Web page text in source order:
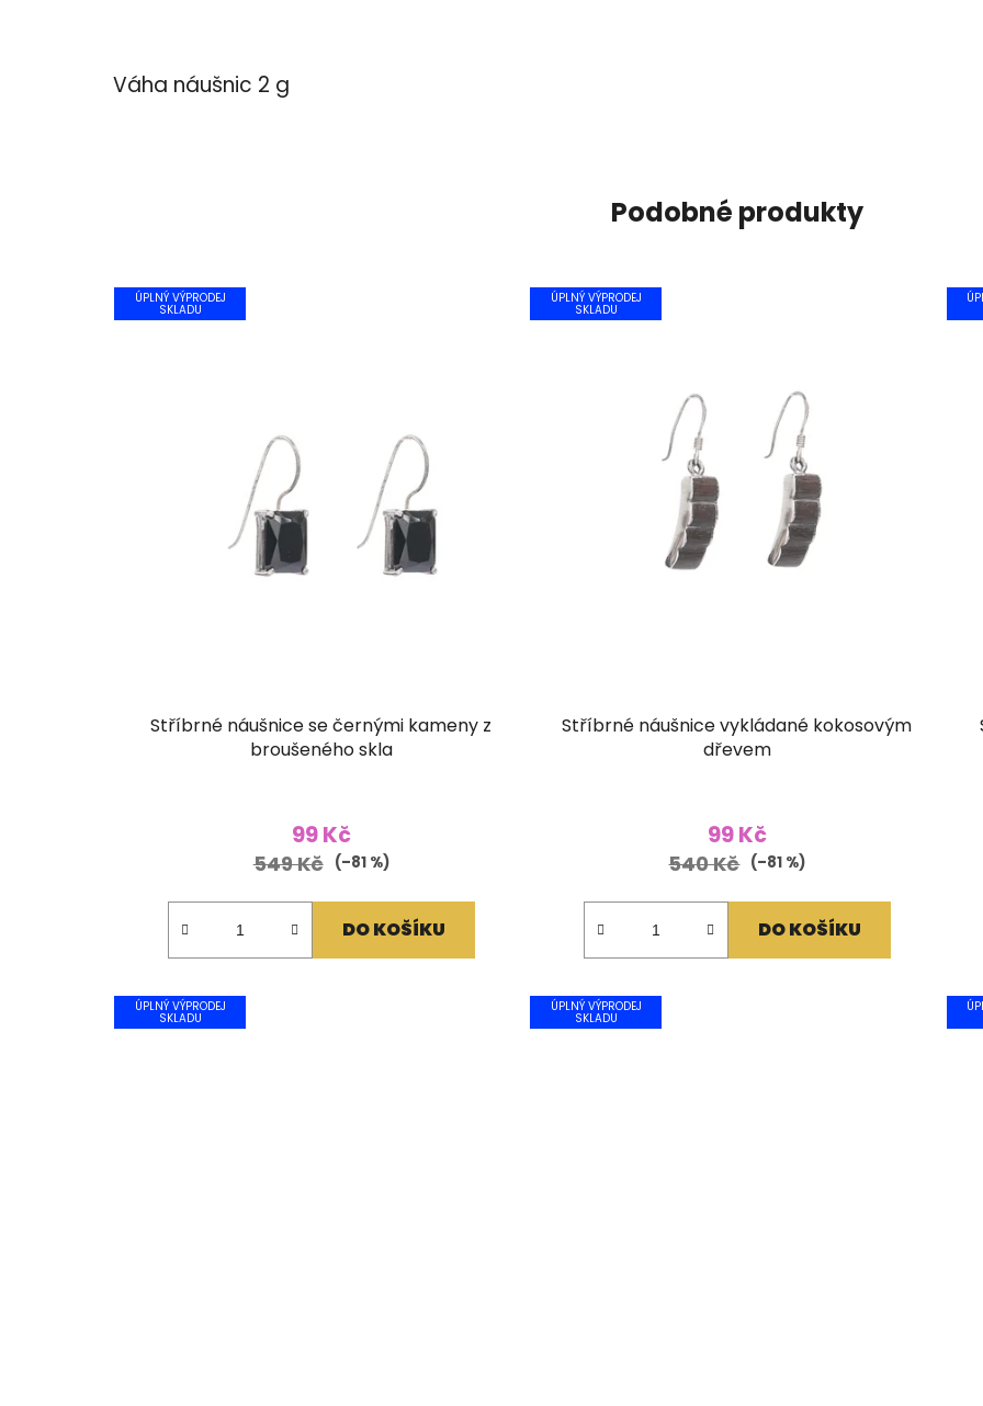
Váha náušnic 2 g
Podobné produkty
ÚPLNÝ VÝPRODEJ
SKLADU
Stříbrné náušnice se černými kameny z
broušeného skla
99 Kč
549 Kč (–81 %)
DO KOŠÍKU
ÚPLNÝ VÝPRODEJ
SKLADU
Stříbrné náušnice vykládané kokosovým
dřevem
99 Kč
540 Kč (–81 %)
DO KOŠÍKU
ÚPLNÝ VÝPRODEJ
SKLADU
ÚPLNÝ VÝPRODEJ
SKLADU